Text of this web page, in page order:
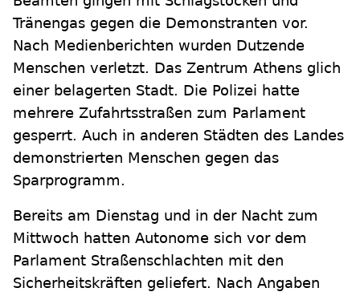
Tränengas gegen die Demonstranten vor.
Nach Medienberichten wurden Dutzende
Menschen verletzt. Das Zentrum Athens glich
einer belagerten Stadt. Die Polizei hatte
mehrere Zufahrtsstraßen zum Parlament
gesperrt. Auch in anderen Städten des Landes
demonstrierten Menschen gegen das
Sparprogramm.
Bereits am Dienstag und in der Nacht zum
Mittwoch hatten Autonome sich vor dem
Parlament Straßenschlachten mit den
Sicherheitskräften geliefert. Nach Angaben